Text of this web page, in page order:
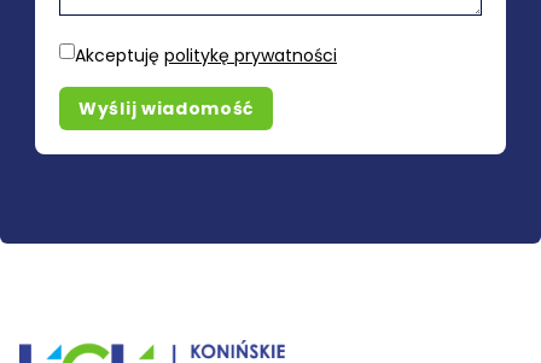
Akceptuję politykę prywatności
Wyślij wiadomość